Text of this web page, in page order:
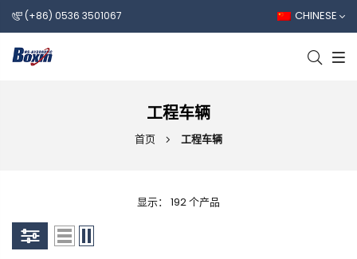
(+86) 0536 3501067 CHINESE
工程车辆
首页 工程车辆
显示： 192 个产品